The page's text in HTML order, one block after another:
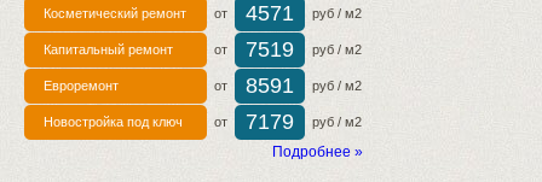
Косметический ремонт от 4571 руб / м2
Капитальный ремонт от 7519 руб / м2
Евроремонт от 8591 руб / м2
Новостройка под ключ от 7179 руб / м2
Подробнее »